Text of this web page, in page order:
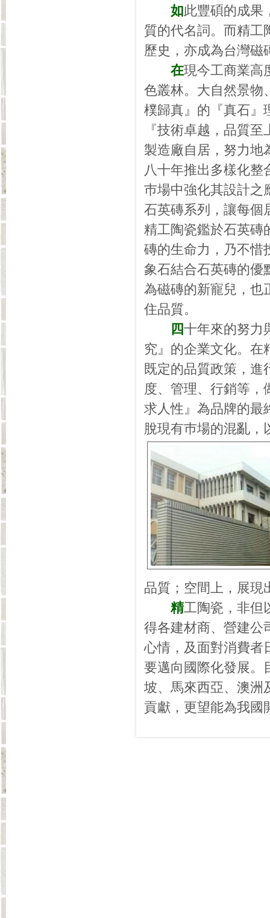
如此豐碩的成果
質的代名詞。而精工
歷史，亦成為台灣磁
在現今工商業高
色叢林。大自然景物
樸歸真』的『真石』
『技術卓越，品質
製造廠自居，努力地
八十年推出多樣化整
巿場中強化其設計之
石英磚系列，讓每個
精工陶瓷鑑於石英磚
磚的生命力，乃不惜
象石結合石英磚的優
為磁磚的新寵兒，也
住品質。
四十年來的努力
究』的企業文化。在
既定的品質政策，
度、管理、行銷等，
求人性』為品牌的最
脫現有巿場的混亂，
品質；空間上，展現
精工陶瓷，非但
得各建材商、營建公
心情，及面對消費者
要邁向國際化發展。
坡、馬來西亞、澳洲
貢獻，更望能為我國